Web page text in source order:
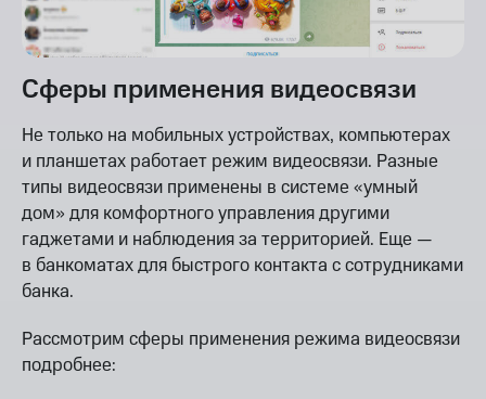
Сферы применения видеосвязи
Не только на мобильных устройствах, компьютерах
и планшетах работает режим видеосвязи. Разные
типы видеосвязи применены в системе «умный
дом» для комфортного управления другими
гаджетами и наблюдения за территорией. Еще —
в банкоматах для быстрого контакта с сотрудниками
банка.
Рассмотрим сферы применения режима видеосвязи
подробнее: